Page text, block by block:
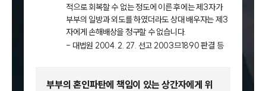
적으로 회복할 수 없는 정도에 이른 후에는 제3자가
부부의 일방과 외도를 하였더라도 상대 배우자는 제3
자에게 손해배상을 청구할 수 없습니다.
- 대법원 2004. 2. 27. 선고 2003므1890 판결 등
부부의 혼인파탄에 책임이 있는 상간자에게 위